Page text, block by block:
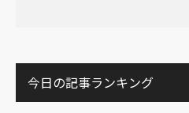
今日の記事ランキング